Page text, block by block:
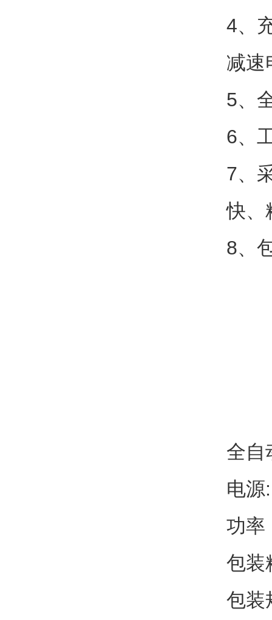
4、
减速
5、
6、
7、
快、
8、
全自
电源
功率
包装
包装